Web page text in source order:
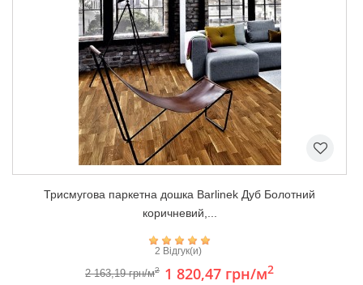
Триcмугова паркетна дошка Barlinek Дуб Болотний
коричневий,...
2 Відгук(и)
2 163,19 грн/м2 1 820,47 грн/м2